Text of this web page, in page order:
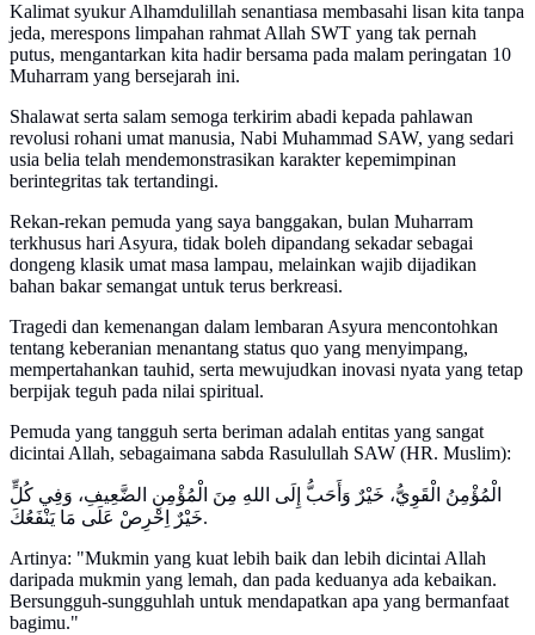
Kalimat syukur Alhamdulillah senantiasa membasahi lisan kita tanpa
jeda, merespons limpahan rahmat Allah SWT yang tak pernah
putus, mengantarkan kita hadir bersama pada malam peringatan 10
Muharram yang bersejarah ini.
Shalawat serta salam semoga terkirim abadi kepada pahlawan
revolusi rohani umat manusia, Nabi Muhammad SAW, yang sedari
usia belia telah mendemonstrasikan karakter kepemimpinan
berintegritas tak tertandingi.
Rekan-rekan pemuda yang saya banggakan, bulan Muharram
terkhusus hari Asyura, tidak boleh dipandang sekadar sebagai
dongeng klasik umat masa lampau, melainkan wajib dijadikan
bahan bakar semangat untuk terus berkreasi.
Tragedi dan kemenangan dalam lembaran Asyura mencontohkan
tentang keberanian menantang status quo yang menyimpang,
mempertahankan tauhid, serta mewujudkan inovasi nyata yang tetap
berpijak teguh pada nilai spiritual.
Pemuda yang tangguh serta beriman adalah entitas yang sangat
dicintai Allah, sebagaimana sabda Rasulullah SAW (HR. Muslim):
الْمُؤْمِنُ الْقَوِيُّ، خَيْرٌ وَأَحَبُّ إِلَى اللهِ مِنَ الْمُؤْمِنِ الضَّعِيفِ، وَفِي كُلٍّ
خَيْرٌ اِحْرِصْ عَلَى مَا يَنْفَعُكَ.
Artinya: "Mukmin yang kuat lebih baik dan lebih dicintai Allah
daripada mukmin yang lemah, dan pada keduanya ada kebaikan.
Bersungguh-sungguhlah untuk mendapatkan apa yang bermanfaat
bagimu."